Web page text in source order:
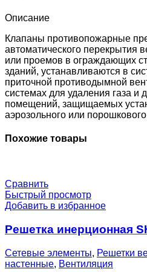
0-
0-
0
Описание
Клапаны противопожарные
автоматического перекрытия
или проемов в ограждающих
зданий, устанавливаются в
приточной противодымной
системах для удаления газа и
помещений, защищаемых
аэрозольного или
Похожие товары
Сравнить
Быстрый просмотр
Добавить в избранное
Решетка инерционная
Сетевые элементы, Решетки
настенные, Вентиляция